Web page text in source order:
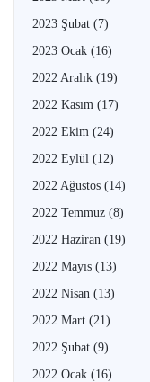
2023 Şubat (7)
2023 Ocak (16)
2022 Aralık (19)
2022 Kasım (17)
2022 Ekim (24)
2022 Eylül (12)
2022 Ağustos (14)
2022 Temmuz (8)
2022 Haziran (19)
2022 Mayıs (13)
2022 Nisan (13)
2022 Mart (21)
2022 Şubat (9)
2022 Ocak (16)